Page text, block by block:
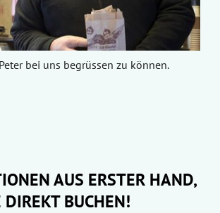
bei uns begrüssen zu können.
AUS ERSTER HAND,
BUCHEN!